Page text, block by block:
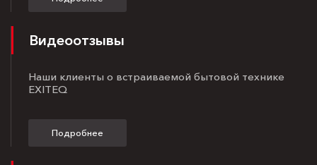
Видеоотзывы
Наши клиенты о встраиваемой бытовой технике
EXITEQ
Подробнее